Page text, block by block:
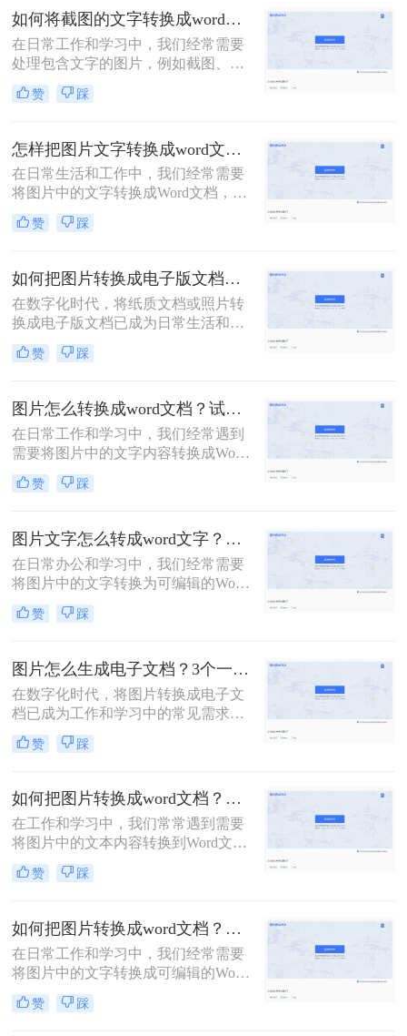
吗？接下来就让我们来给大家介绍扫
描的文件怎么转换成word吧！
如何将截图的文字转换成word？四种简单好用方法分享！
在日常工作和学习中，我们经常需要
处理包含文字的图片，例如截图、扫
描文档等。为了更高效地利用这些信
息，将截图中的文字提取出来显得尤
成word呢？本文将介绍四种提取截图
文字的方法，帮助你轻松应对各种场
景。
赞 踩
怎样把图片文字转换成word文档？分享3种简单方法，1秒搞定！
在日常生活和工作中，我们经常需要
将图片中的文字转换成Word文档，以
便于编辑、整理或分享。那么怎样把
图片文字转换成word文档呢？本文将
松实现图片文字到Word文档的转换。
赞 踩
如何把图片转换成电子版文档？可以试试这三个方法！
在数字化时代，将纸质文档或照片转
换成电子版文档已成为日常生活和工
作中不可或缺的一部分。这不仅便于
存储、共享和编辑，还能有效减少纸
把图片转换成电子版文档呢？本文将
详细介绍几种将图片转换成电子版文
档的方法，帮助您轻松实现这一转换
过程。
赞 踩
图片怎么转换成word文档？试试这四个方法！
在日常工作和学习中，我们经常遇到
需要将图片中的文字内容转换成Word
文档的情况。这可能是因为图片中的
信息需要编辑、修改或进一步处理，
效。幸运的是，随着技术的发展，现
在有多种方法可以将图片转换成Word
文档，让这一过程变得简单快捷。本
文将为您详细介绍图片怎么转换成
word文档，包括使用OCR技术、在线
转换工具、桌面软件以及手机应用等
赞 踩
图片文字怎么转成word文字？教你两个方法免费转换！
在日常办公和学习中，我们经常需要
将图片中的文字转换为可编辑的Word
文档。这一需求在资料整理、笔记制
作以及信息提取等场景中尤为常见。
本文将介绍几种将图片转文字并弄成
Word文档的方法，帮助您轻松实现这
一操作。
赞 踩
图片怎么生成电子文档？3个一看就会的方法！
在数字化时代，将图片转换成电子文
档已成为工作和学习中的常见需求。
无论是为了整理笔记、保存资料还是
共享文档，将图片转换为电子版都是
生成电子文档呢？本文将为你介绍三
种简单实用的方法，让你轻松将图片
转换成电子文档，提高工作效率。
赞 踩
如何把图片转换成word文档？来试试这三种方法吧！
在工作和学习中，我们常常遇到需要
将图片中的文本内容转换到Word文档
中的情况，例如从扫描件提取文字、
整理笔记或是重新编辑印刷材料。那
文将向您介绍几种有效的方法，帮助
您轻松实现这一目标。
赞 踩
如何把图片转换成word文档？这三个方法可以学习一下！
在日常工作和学习中，我们经常需要
将图片中的文字转换成可编辑的Word
文档格式，以便进行进一步的编辑和
整理。那么如何把图片转换成word文
赞 踩